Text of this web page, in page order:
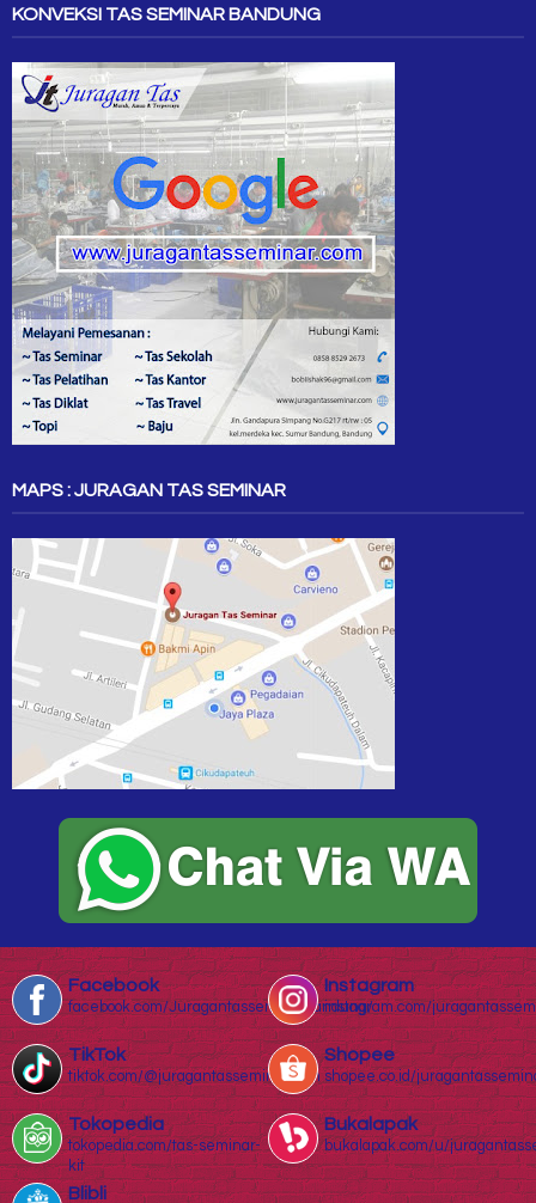
KONVEKSI TAS SEMINAR BANDUNG
MAPS : JURAGAN TAS SEMINAR
Facebook
facebook.com/Juragantasseminarbandung/
Instagram
instagram.com/
TikTok
tiktok.com/@juragantasseminar.com
Shopee
shopee.co.id/
Tokopedia
tokopedia.com/tas-seminar-
kit
Bukalapak
bukalapak.com/u/
Blibli